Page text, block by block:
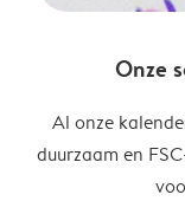
Onze
Al onze
duurzaam en